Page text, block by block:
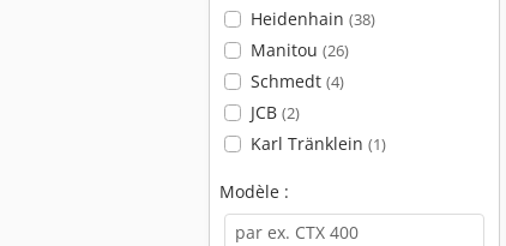
Heidenhain (38)
Manitou (26)
Schmedt (4)
JCB (2)
Karl Tränklein (1)
Modèle :